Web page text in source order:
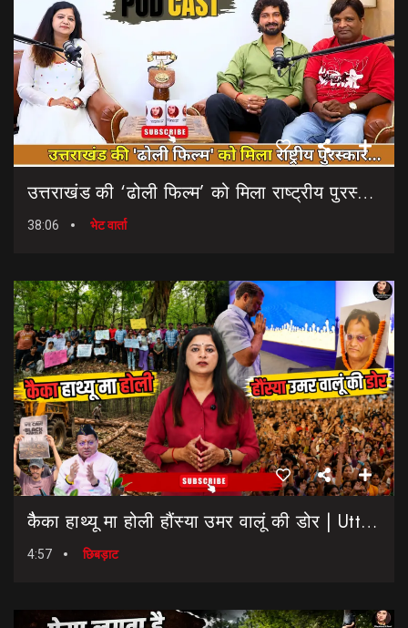
उत्तराखंड की ‘ढोली फिल्म’ को मिला राष्ट्रीय पुरस्कार… || Dholi Film || National Film Awards
38:06 भेट वार्ता
कैैका हाथ्यू मा होली हौंस्या उमर वालूं की डोर | Uttarakhand Election 2027 | Rahul Gandhi In Dehradun
4:57 छिबड़ाट